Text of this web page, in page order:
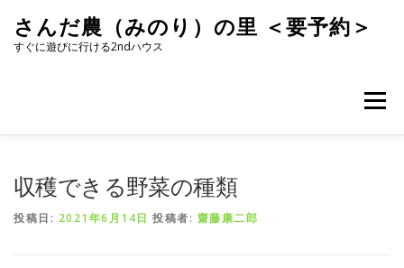
キ
さんだ農（みのり）の里 ＜要予約＞
すぐに遊びに行ける2ndハウス
メニュー
収穫できる野菜の種類
投稿日: 2021年6月14日 投稿者: 齋藤康二郎